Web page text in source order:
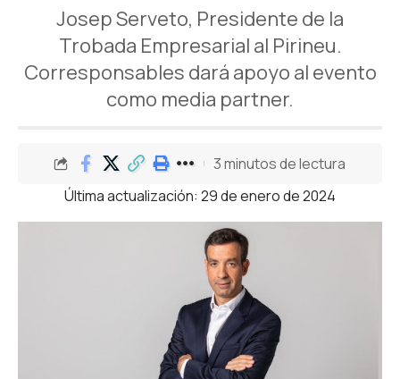
Josep Serveto, Presidente de la
Trobada Empresarial al Pirineu.
Corresponsables dará apoyo al evento
como media partner.
Última actualización: 29 de enero de 2024
3 minutos de lectura